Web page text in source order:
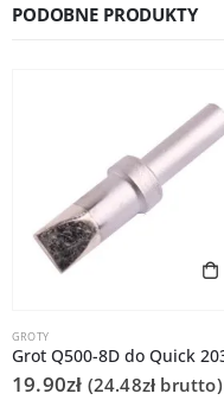
PODOBNE PRODUKTY
GROTY
19.90zł (24.48zł brutto)